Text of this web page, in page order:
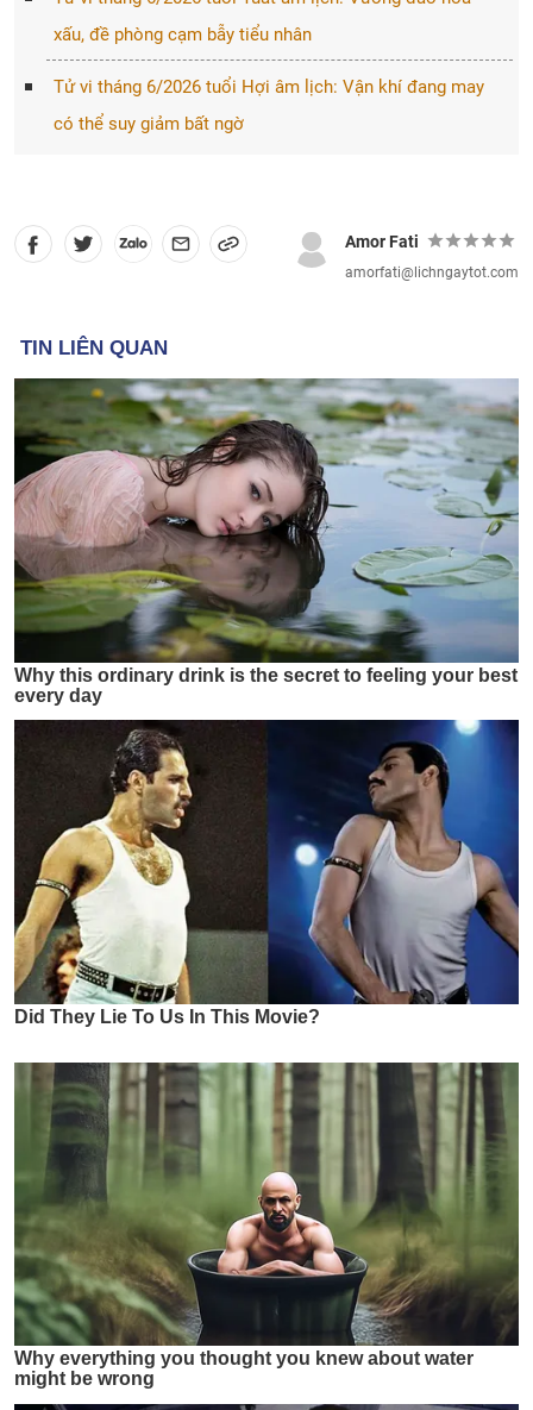
xấu, đề phòng cạm bẫy tiểu nhân
Tử vi tháng 6/2026 tuổi Hợi âm lịch: Vận khí đang may
có thể suy giảm bất ngờ
Amor Fati
amorfati@lichngaytot.com